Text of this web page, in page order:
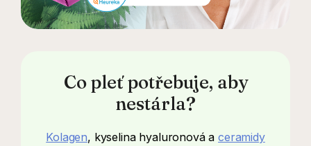
Co pleť potřebuje, aby
nestárla?
Kolagen, kyselina hyaluronová aceramidy